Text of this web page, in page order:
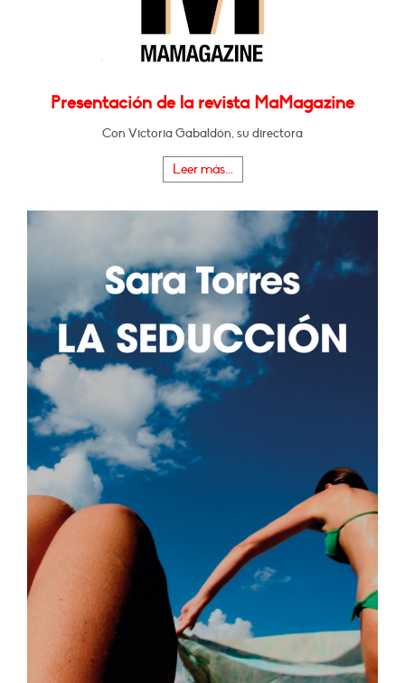
Presentación de la revista MaMagazine
Con Victoria Gabaldón, su directora
Leer más...